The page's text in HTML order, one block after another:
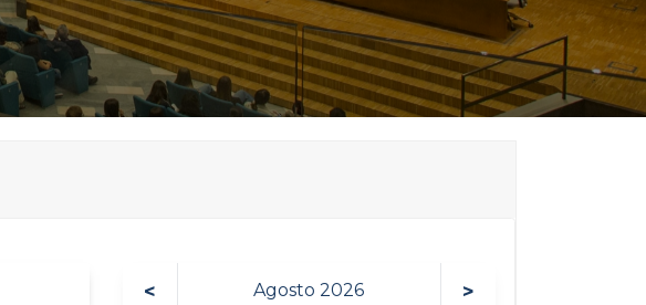
< >
Agosto 2026